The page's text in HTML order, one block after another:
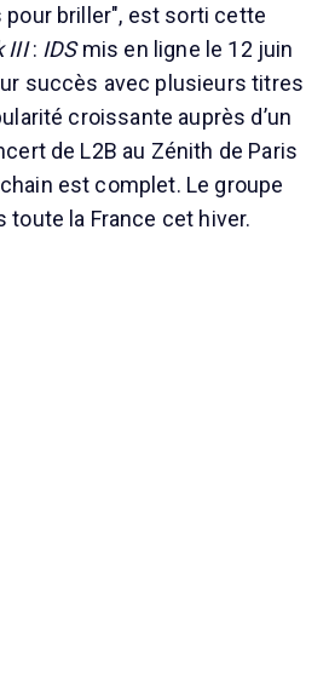
pour briller", est sorti cette
III: IDSmis en ligne le 12 juin
succès avec plusieurs titres
croissante auprès d’un
de L2B au Zénith de Paris
est complet. Le groupe
toute la France cet hiver.